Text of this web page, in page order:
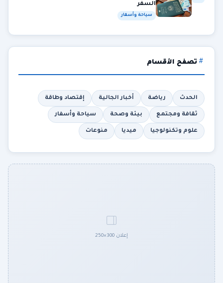
السفر
سياحة وأسفار
تصفح الأقسام
الحدث رياضة أخبار الجالية إقتصاد وطاقة
ثقافة ومجتمع بيئة وصحة سياحة وأسفار
علوم وتكنولوجيا ميديا منوعات
إعلان 300×250